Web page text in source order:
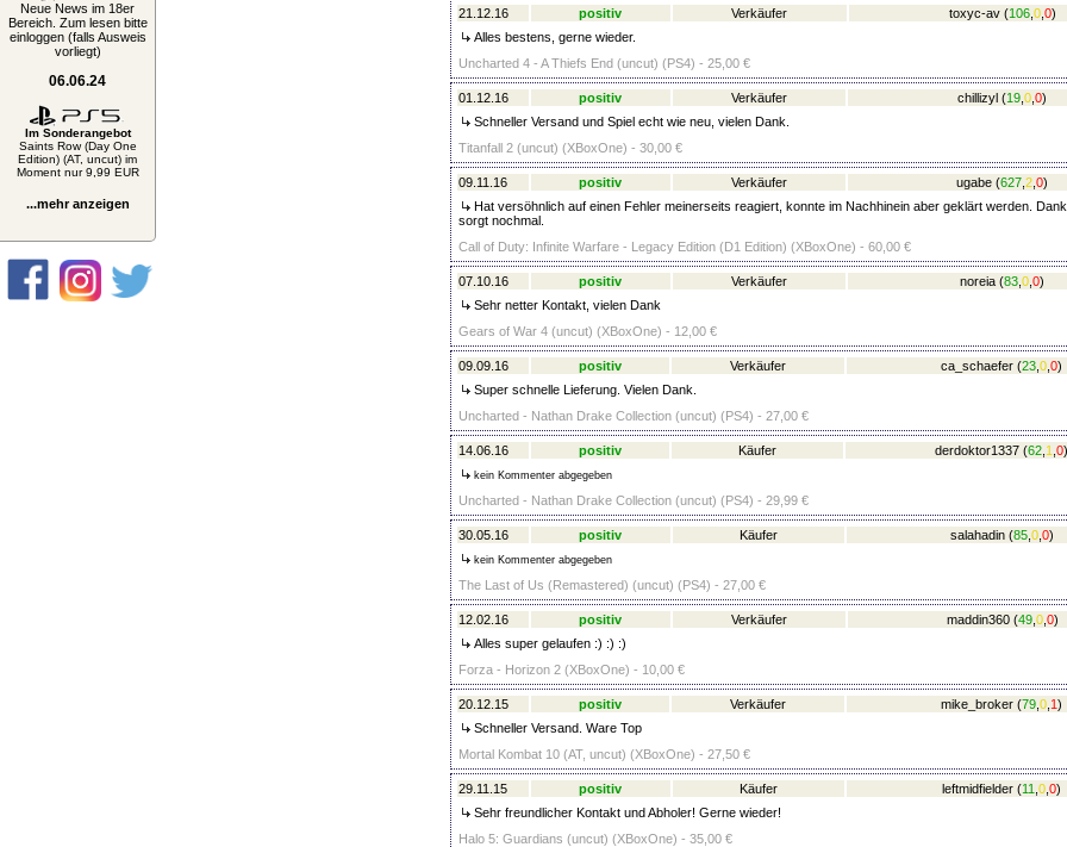
Neue News im 18er
Bereich. Zum lesen bitte
einloggen (falls Ausweis
vorliegt)
06.06.24
Im Sonderangebot
Saints Row (Day One
Edition) (AT, uncut) im
Moment nur 9,99 EUR
...mehr anzeigen
21.12.16 positiv Verkäufer toxyc-av (106 0 0)
Alles bestens, gerne wieder.
Uncharted 4 - A Thiefs End (uncut) (PS4) - 25,00 €
01.12.16 positiv Verkäufer chillizyl (19 0 0)
Schneller Versand und Spiel echt wie neu, vielen Dank.
Titanfall 2 (uncut) (XBoxOne) - 30,00 €
09.11.16 positiv Verkäufer ugabe (627 2 0)
Hat versöhnlich auf einen Fehler meinerseits reagiert, konnte im Nachhinein aber geklärt werden.
sorgt nochmal.
Call of Duty: Infinite Warfare - Legacy Edition (D1 Edition) (XBoxOne) - 60,00 €
07.10.16 positiv Verkäufer noreia (83 0 0)
Sehr netter Kontakt, vielen Dank
Gears of War 4 (uncut) (XBoxOne) - 12,00 €
09.09.16 positiv Verkäufer ca_schaefer (23 0 0)
Super schnelle Lieferung. Vielen Dank.
Uncharted - Nathan Drake Collection (uncut) (PS4) - 27,00 €
14.06.16 positiv Käufer derdoktor1337 (62, 1 0)
kein Kommenter abgegeben
Uncharted - Nathan Drake Collection (uncut) (PS4) - 29,99 €
30.05.16 positiv Käufer salahadin (85, 0, 0)
kein Kommenter abgegeben
The Last of Us (Remastered) (uncut) (PS4) - 27,00 €
12.02.16 positiv Verkäufer maddin360 (49, 0, 0)
Alles super gelaufen :) :) :)
Forza - Horizon 2 (XBoxOne) - 10,00 €
20.12.15 positiv Verkäufer mike_broker (79 0 1)
Schneller Versand. Ware Top
Mortal Kombat 10 (AT, uncut) (XBoxOne) - 27,50 €
29.11.15 positiv Käufer leftmidfielder (11 0 0)
Sehr freundlicher Kontakt und Abholer! Gerne wieder!
Halo 5: Guardians (uncut) (XBoxOne) - 35,00 €